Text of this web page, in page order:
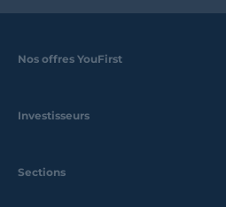
Nos offres YouFirst
Investisseurs
Sections